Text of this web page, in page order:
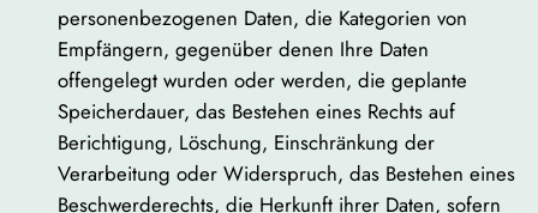
personenbezogenen Daten, die Kategorien von
Empfängern, gegenüber denen Ihre Daten
offengelegt wurden oder werden, die geplante
Speicherdauer, das Bestehen eines Rechts auf
Berichtigung, Löschung, Einschränkung der
Verarbeitung oder Widerspruch, das Bestehen eines
Beschwerderechts, die Herkunft ihrer Daten, sofern